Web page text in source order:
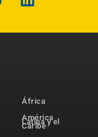
África
América
Latina y el
Caribe